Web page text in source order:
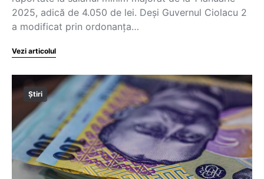
2025, adică de 4.050 de lei. Deși Guvernul Ciolacu 2
a modificat prin ordonanța…
Vezi articolul
Știri